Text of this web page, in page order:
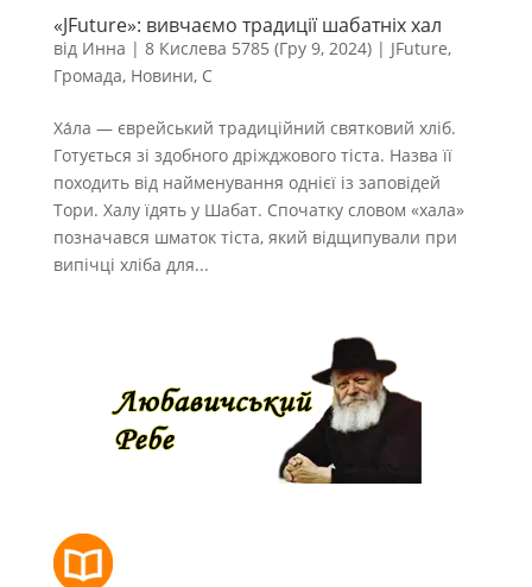
«JFuture»: вивчаємо традиції шабатніх хал
від Инна | 8 Кислева 5785 (Гру 9, 2024)| JFuture,
Громада, Новини, С
Ха́ла — єврейський традиційний святковий хліб.
Готується зі здобного дріжджового тіста. Назва її
походить від найменування однієї із заповідей
Тори. Халу їдять у Шабат. Спочатку словом «хала»
позначався шматок тіста, який відщипували при
випічці хліба для...